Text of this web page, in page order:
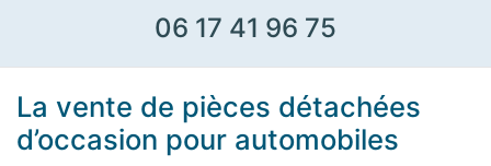
06 17 41 96 75
La vente de pièces détachées
d’occasion pour automobiles